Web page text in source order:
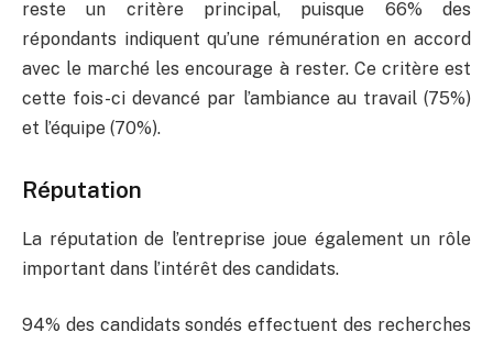
reste un critère principal, puisque 66% des
répondants indiquent qu’une rémunération en accord
avec le marché les encourage à rester. Ce critère est
cette fois-ci devancé par l’ambiance au travail (75%)
et l’équipe (70%).
Réputation
La réputation de l’entreprise joue également un rôle
important dans l’intérêt des candidats.
94% des candidats sondés effectuent des recherches